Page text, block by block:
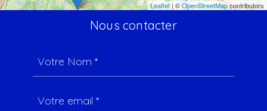
Leaflet | ©OpenStreetMapcontributors
Nous contacter